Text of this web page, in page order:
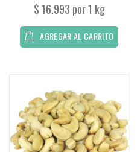
$ 16.993 por 1 kg
AGREGAR AL CARRITO